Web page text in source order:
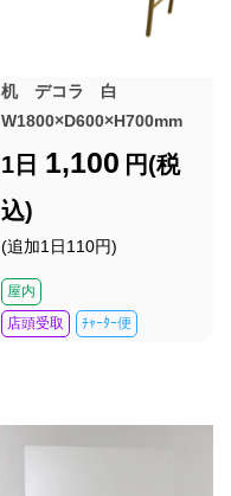
机 デコラ 白
W1800×D600×H700mm
1日 1,100 円(税
込)
(追加1日110円)
屋内
店頭受取
ﾁｬｰﾀｰ便